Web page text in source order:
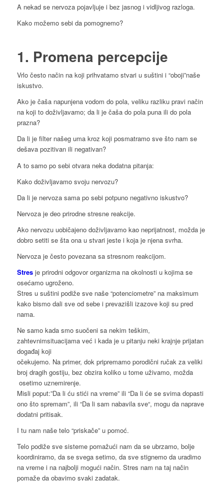
A nekad se nervoza pojavljuje i bez jasnog i vidljivog razloga.
Kako možemo sebi da pomognemo?
1. Promena percepcije
Vrlo često način na koji prihvatamo stvari u suštini i “oboji”naše
iskustvo.
Ako je čaša napunjena vodom do pola, veliku razliku pravi način
na koji to doživljavamo; da li je čaša do pola puna ili do pola
prazna?
Da li je filter našeg uma kroz koji posmatramo sve što nam se
dešava pozitivan ili negativan?
A to samo po sebi otvara neka dodatna pitanja:
Kako doživljavamo svoju nervozu?
Da li je nervoza sama po sebi potpuno negativno iskustvo?
Nervoza je deo prirodne stresne reakcije.
Ako nervozu uobičajeno doživljavamo kao neprijatnost, možda je
dobro setiti se šta ona u stvari jeste i koja je njena svrha.
Nervoza je često povezana sa stresnom reakcijom.
Stres je prirodni odgovor organizma na okolnosti u kojima se
osećamo ugroženo.
Stres u suštini podiže sve naše “potenciometre” na maksimum
kako bismo dali sve od sebe i prevazišli izazove koji su pred
nama.
Ne samo kada smo suočeni sa nekim teškim,
zahtevnimsituacijama već i kada je u pitanju neki krajnje prijatan
događaj koji
očekujemo. Na primer, dok pripremamo porodični ručak za veliki
broj dragih gostiju, bez obzira koliko u tome uživamo, možda
osetimo uznemirenje.
Misli poput:”Da li ću stići na vreme” ili “Da li će se svima dopasti
ono što spremam”, ili “Da li sam nabavila sve“, mogu da naprave
dodatni pritisak.
I tu nam naše telo “priskače” u pomoć.
Telo podiže sve sisteme pomažući nam da se ubrzamo, bolje
koordiniramo, da se svega setimo, da sve stignemo da uradimo
na vreme i na najbolji mogući način. Stres nam na taj način
pomaže da obavimo svaki zadatak.